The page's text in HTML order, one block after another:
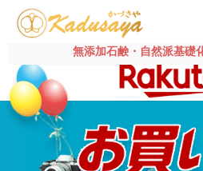
無添加石鹸・自然派基礎
コ
ン
テ